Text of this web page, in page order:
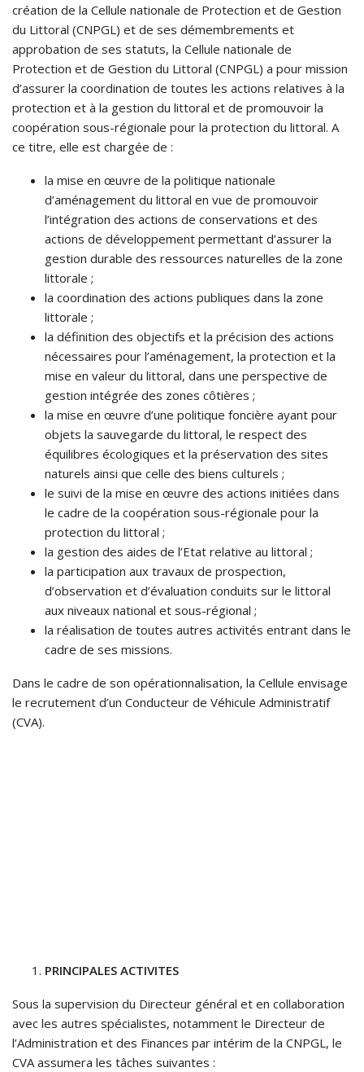
création de la Cellule nationale de Protection et de Gestion
du Littoral (CNPGL) et de ses démembrements et
approbation de ses statuts, la Cellule nationale de
Protection et de Gestion du Littoral (CNPGL) a pour mission
d’assurer la coordination de toutes les actions relatives à la
protection et à la gestion du littoral et de promouvoir la
coopération sous-régionale pour la protection du littoral. A
ce titre, elle est chargée de :
la mise en œuvre de la politique nationale
d’aménagement du littoral en vue de promouvoir
l’intégration des actions de conservations et des
actions de développement permettant d’assurer la
gestion durable des ressources naturelles de la zone
littorale ;
la coordination des actions publiques dans la zone
littorale ;
la définition des objectifs et la précision des actions
nécessaires pour l’aménagement, la protection et la
mise en valeur du littoral, dans une perspective de
gestion intégrée des zones côtières ;
la mise en œuvre d’une politique foncière ayant pour
objets la sauvegarde du littoral, le respect des
équilibres écologiques et la préservation des sites
naturels ainsi que celle des biens culturels ;
le suivi de la mise en œuvre des actions initiées dans
le cadre de la coopération sous-régionale pour la
protection du littoral ;
la gestion des aides de l’Etat relative au littoral ;
la participation aux travaux de prospection,
d’observation et d’évaluation conduits sur le littoral
aux niveaux national et sous-régional ;
la réalisation de toutes autres activités entrant dans le
cadre de ses missions.
Dans le cadre de son opérationnalisation, la Cellule envisage
le recrutement d’un Conducteur de Véhicule Administratif
(CVA).
PRINCIPALES ACTIVITES
Sous la supervision du Directeur général et en collaboration
avec les autres spécialistes, notamment le Directeur de
l’Administration et des Finances par intérim de la CNPGL, le
CVA assumera les tâches suivantes :